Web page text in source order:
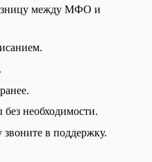
между МФО и
необходимости.
в поддержку.